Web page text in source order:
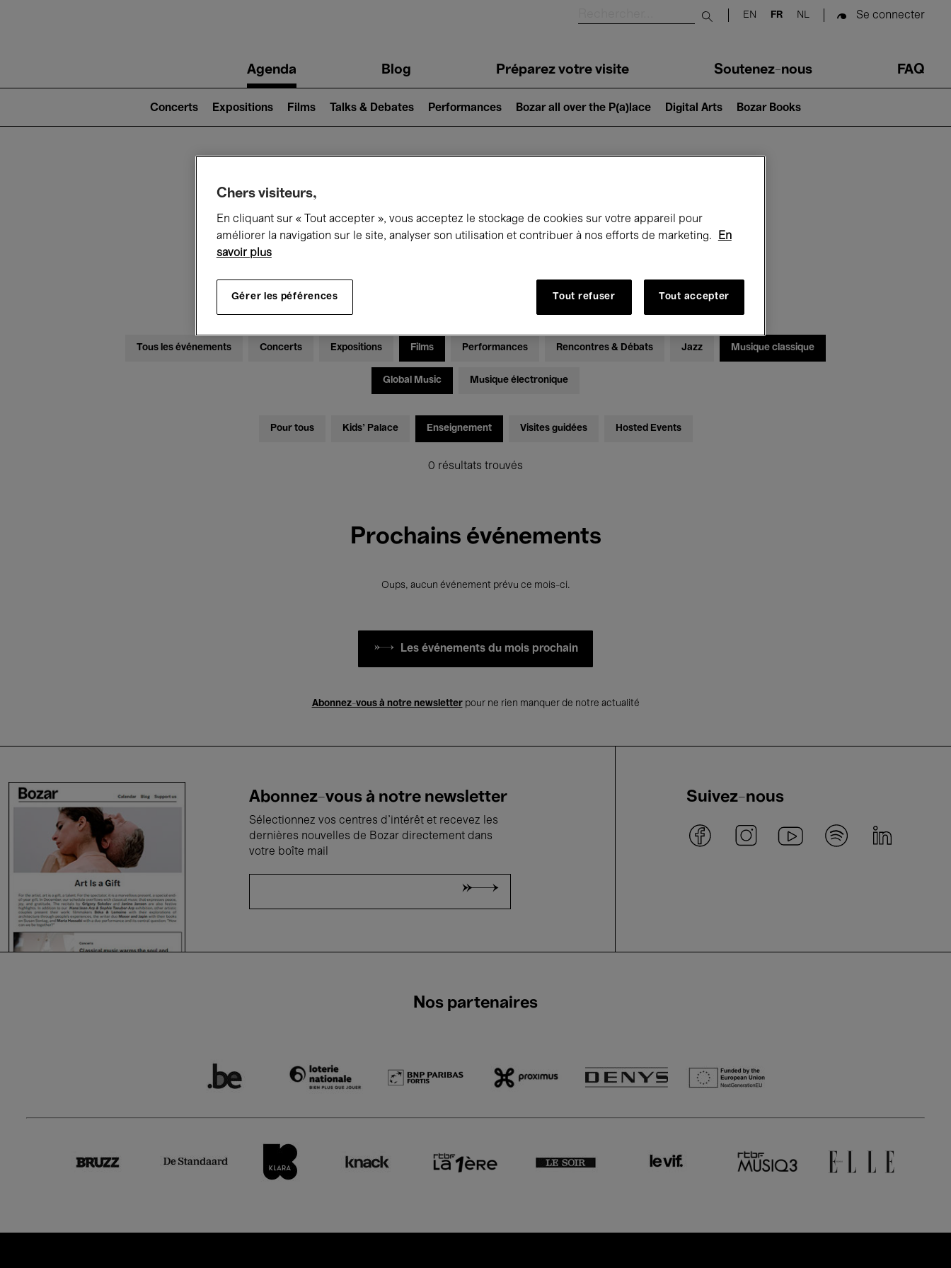
Submit search
EN FR NL Se connecter
navigationAgenda Blog Préparez votre visite Soutenez-nous FAQ
2)
Concerts Expositions Films Talks & Debates Performances Bozar all over the P(a)lace Digital Arts Bozar Books
Ce qui se passe à Bozar
Tous les événements Concerts Expositions Films Performances Rencontres & Débats Jazz Musique classique
Global Music Musique électronique
Pour tous Kids’ Palace Enseignement Visites guidées Hosted Events
0 résultats trouvés
Prochains événements
Oups, aucun événement prévu ce mois-ci.
Les événements du mois prochain
Abonnez-vous à notre newsletterpour ne rien manquer de notre actualité
Abonnez-vous à notre newsletter
Sélectionnez vos centres d'intérêt et recevez les
dernières nouvelles de Bozar directement dans
votre boîte mail
Suivez-nous
Nos partenaires
Chers visiteurs,
En cliquant sur « Tout accepter », vous acceptez le stockage de cookies sur votre appareil pour
améliorer la navigation sur le site, analyser son utilisation et contribuer à nos efforts de marketing.
En
savoir plus
Gérer les péférences Tout refuser Tout accepter